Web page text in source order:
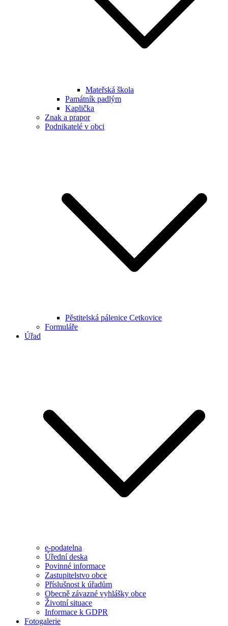
Mateřská škola
Památník padlým
Kaplička
Znak a prapor
Podnikatelé v obci
Pěstitelská pálenice Cetkovice
Formuláře
Úřad
e-podatelna
Úřední deska
Povinné informace
Zastupitelstvo obce
Příslušnost k úřadům
Obecně závazné vyhlášky obce
Životní situace
Informace k GDPR
Fotogalerie